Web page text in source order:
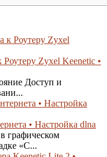
Zyxel Keenetic •
Доступ и
• Настройка dlna
графическом
«С...